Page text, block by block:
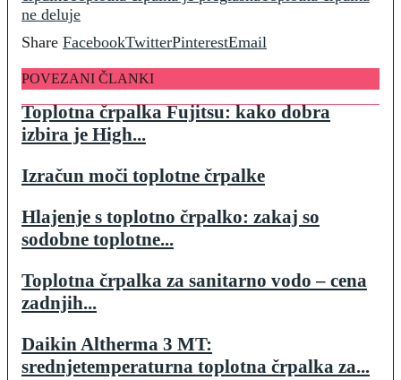
ne deluje
Share FacebookTwitterPinterestEmail
POVEZANI ČLANKI
Toplotna črpalka Fujitsu: kako dobra
izbira je High...
Izračun moči toplotne črpalke
Hlajenje s toplotno črpalko: zakaj so
sodobne toplotne...
Toplotna črpalka za sanitarno vodo – cena
zadnjih...
Daikin Altherma 3 MT:
srednjetemperaturna toplotna črpalka za...